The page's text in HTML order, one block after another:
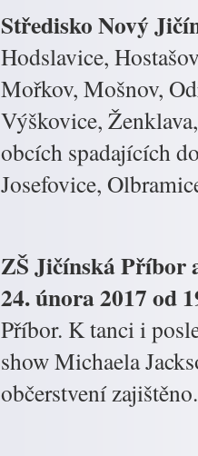
Středisko Nový
Hodslavice,
Mořkov, Mošnov,
Výškovice,
obcích spadajících
Josefovice,
ZŠ Jičínská Příbor
24. února 2017 od
Příbor. K tanci i
show Michaela
občerstvení zajištěno.